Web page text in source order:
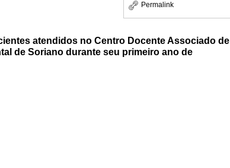
Permalink
atendidos no Centro Docente Associado de
de Soriano durante seu primeiro ano de